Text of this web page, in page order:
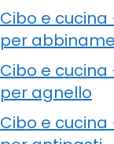
Cibo e cucina
per
Cibo e cucina
per agnello
Cibo e cucina